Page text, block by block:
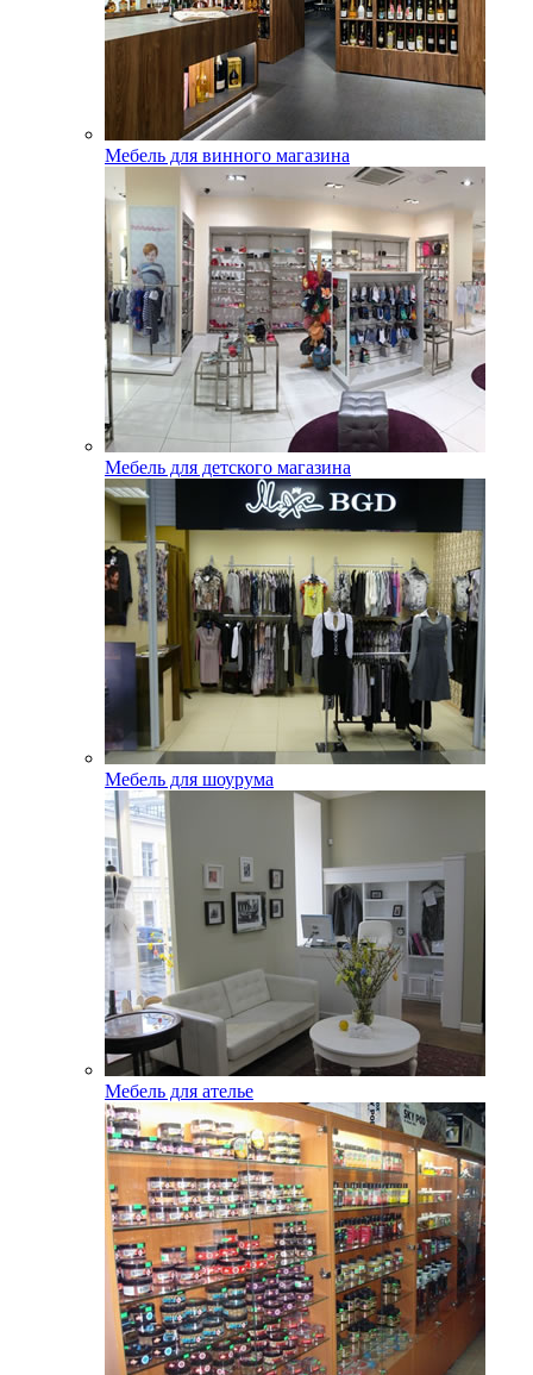
Мебель для винного магазина
Мебель для детского магазина
Мебель для шоурума
Мебель для ателье